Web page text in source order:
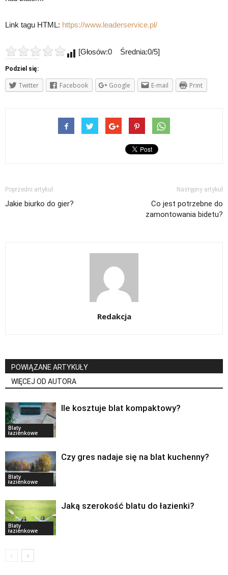
Link tagu HTML: https://www.leaderservice.pl/
[Głosów:0 Średnia:0/5]
Podziel się:
Twitter Facebook Google E-mail Print
Poprzedni artykuł
Jakie biurko do gier?
Następny artykuł
Co jest potrzebne do
zamontowania bidetu?
Redakcja
POWIĄZANE ARTYKUŁY
WIĘCEJ OD AUTORA
Blaty
łazienkowe
Ile kosztuje blat kompaktowy?
Blaty
łazienkowe
Czy gres nadaje się na blat kuchenny?
Blaty
łazienkowe
Jaką szerokość blatu do łazienki?